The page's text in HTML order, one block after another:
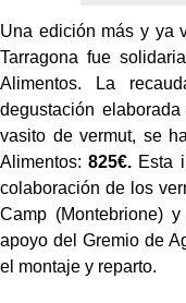
Una edición más y ya
Tarragona fue
Alimentos. La
degustación
vasito de vermut, se
Alimentos:825€. Esta
colaboración de los
Camp (Montebrione)
apoyo del Gremio de
el montaje y reparto.